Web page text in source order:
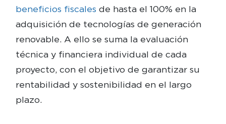
beneficios fiscales de hasta el 100% en la
adquisición de tecnologías de generación
renovable. A ello se suma la evaluación
técnica y financiera individual de cada
proyecto, con el objetivo de garantizar su
rentabilidad y sostenibilidad en el largo
plazo.